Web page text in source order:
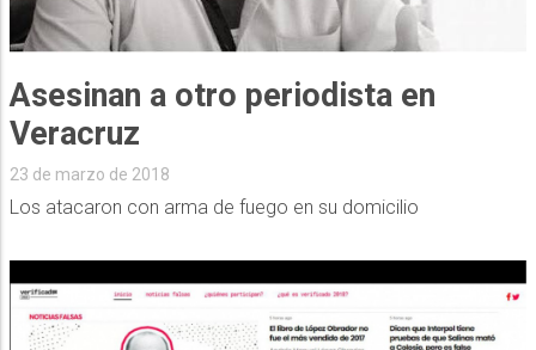
Asesinan a otro periodista en
Veracruz
23 de marzo de 2018
Los atacaron con arma de fuego en su domicilio